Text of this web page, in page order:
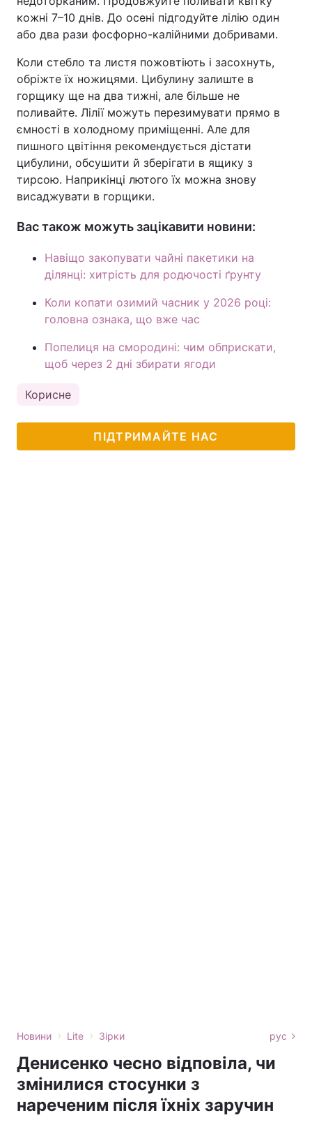
кожні 7–10 днів. До осені підгодуйте лілію один
або два рази фосфорно-калійними добривами.
Коли стебло та листя пожовтіють і засохнуть,
обріжте їх ножицями. Цибулину залиште в
горщику ще на два тижні, але більше не
поливайте. Лілії можуть перезимувати прямо в
ємності в холодному приміщенні. Але для
пишного цвітіння рекомендується дістати
цибулини, обсушити й зберігати в ящику з
тирсою. Наприкінці лютого їх можна знову
висаджувати в горщики.
Вас також можуть зацікавити новини:
Навіщо закопувати чайні пакетики на
ділянці: хитрість для родючості ґрунту
Коли копати озимий часник у 2026 році:
головна ознака, що вже час
Попелиця на смородині: чим обприскати,
щоб через 2 дні збирати ягоди
Корисне
ПІДТРИМАЙТЕ НАС
Новини › Lite › Зірки рус
Денисенко чесно відповіла, чи
змінилися стосунки з
нареченим після їхніх заручин